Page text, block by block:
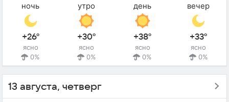
ночь
+26°
ясно
0%
утро
+30°
ясно
0%
день
+38°
ясно
0%
вечер
+33°
ясно
0%
13 августа, четверг